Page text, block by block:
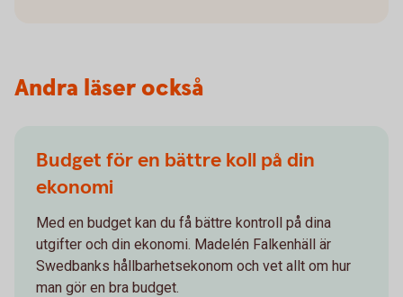
Andra läser också
Budget för en bättre koll på din
ekonomi
Med en budget kan du få bättre kontroll på dina
utgifter och din ekonomi. Madelén Falkenhäll är
Swedbanks hållbarhetsekonom och vet allt om hur
man gör en bra budget.